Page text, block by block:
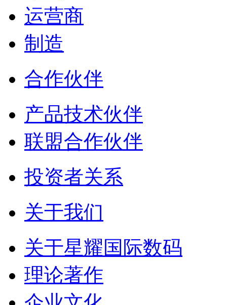
运营商
制造
合作伙伴
产品技术伙伴
联盟合作伙伴
投资者关系
关于我们
关于星耀国际数码
理论著作